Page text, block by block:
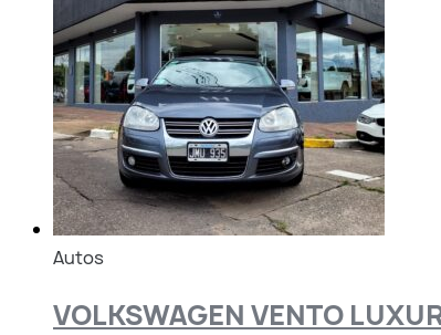
Autos
VOLKSWAGEN VENTO